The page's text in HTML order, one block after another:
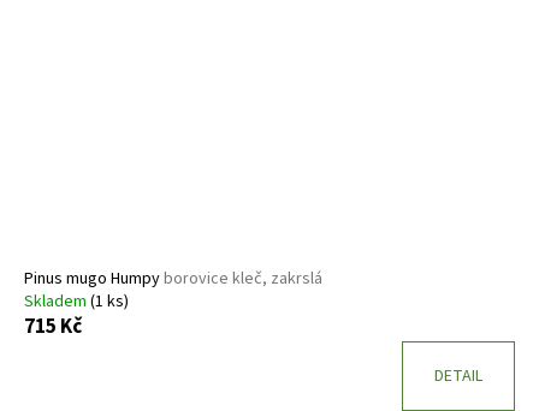
Pinus mugo Humpyborovice kleč, zakrslá
Skladem (1 ks)
715 Kč
DETAIL